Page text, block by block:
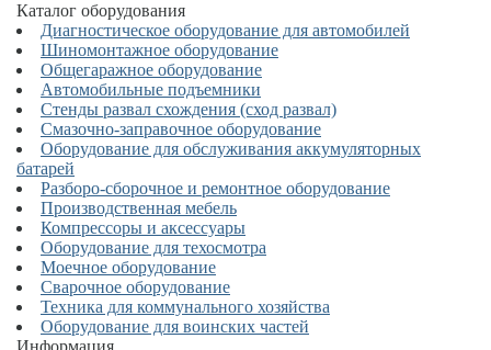
Каталог оборудования
Диагностическое оборудование для автомобилей
Шиномонтажное оборудование
Общегаражное оборудование
Автомобильные подъемники
Стенды развал схождения (сход развал)
Смазочно-заправочное оборудование
Оборудование для обслуживания аккумуляторных
батарей
Разборо-сборочное и ремонтное оборудование
Производственная мебель
Компрессоры и аксессуары
Оборудование для техосмотра
Моечное оборудование
Сварочное оборудование
Техника для коммунального хозяйства
Оборудование для воинских частей
Информация